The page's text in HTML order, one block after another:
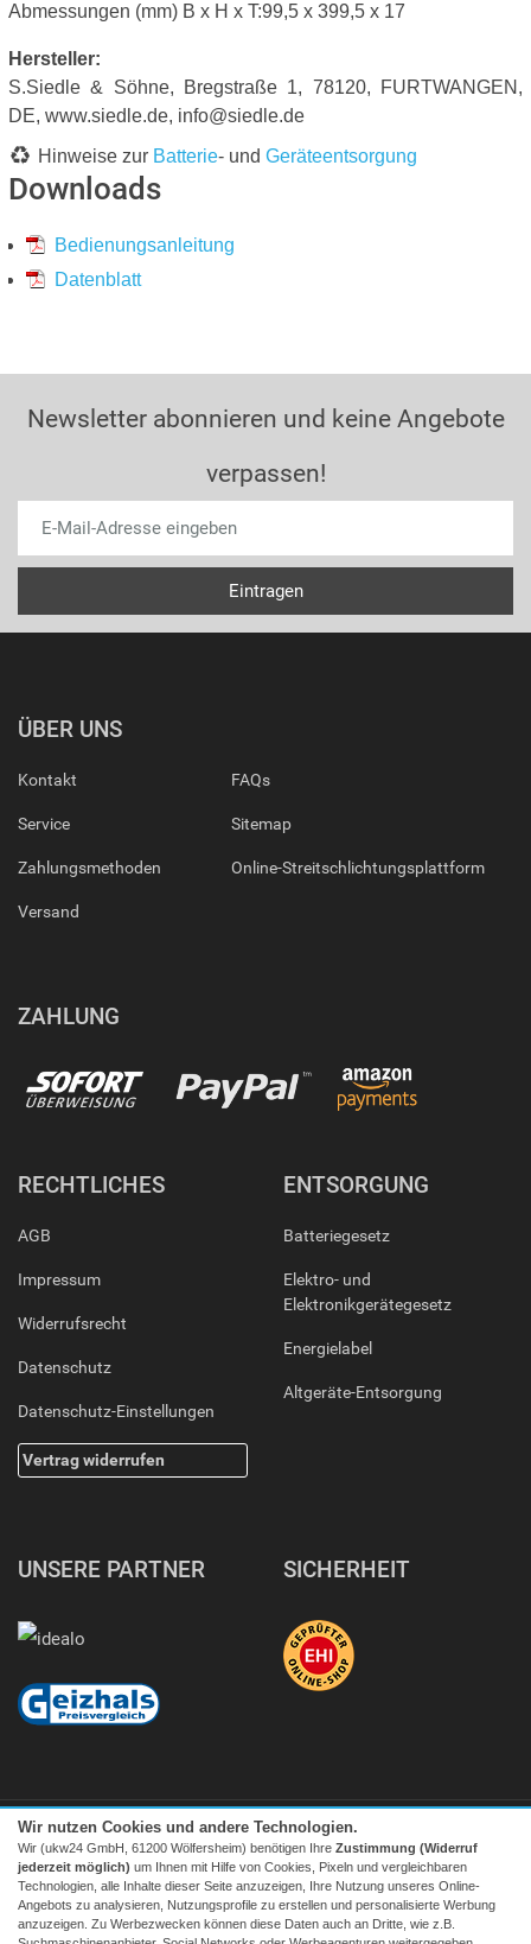
Abmessungen (mm) B x H x T:99,5 x 399,5 x 17
Hersteller:
S.Siedle & Söhne, Bregstraße 1, 78120, FURTWANGEN,
DE, www.siedle.de, info@siedle.de
Hinweise zur Batterie- und Geräteentsorgung
Downloads
Bedienungsanleitung
Datenblatt
Newsletter abonnieren und keine Angebote
verpassen!
ÜBER UNS
Kontakt
Service
Zahlungsmethoden
Versand
FAQs
Sitemap
Online-Streitschlichtungsplattform
ZAHLUNG
RECHTLICHES
AGB
Impressum
Widerrufsrecht
Datenschutz
Datenschutz-Einstellungen
Vertrag widerrufen
ENTSORGUNG
Batteriegesetz
Elektro- und
Elektronikgerätegesetz
Energielabel
Altgeräte-Entsorgung
UNSERE PARTNER SICHERHEIT
Facebook| twitter
Wir nutzen Cookies und andere Technologien.
Wir (ukw24 GmbH, 61200 Wölfersheim) benötigen Ihre Zustimmung (Widerruf
jederzeit möglich) um Ihnen mit Hilfe von Cookies, Pixeln und vergleichbaren
Technologien, alle Inhalte dieser Seite anzuzeigen, Ihre Nutzung unseres Online-
Angebots zu analysieren, Nutzungsprofile zu erstellen und personalisierte Werbung
anzuzeigen. Zu Werbezwecken können diese Daten auch an Dritte, wie z.B.